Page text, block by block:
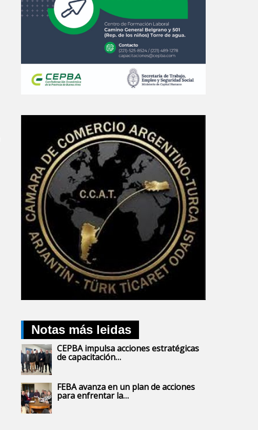
Notas más leidas
CEPBA impulsa acciones estratégicas
de capacitación…
FEBA avanza en un plan de acciones
para enfrentar la…